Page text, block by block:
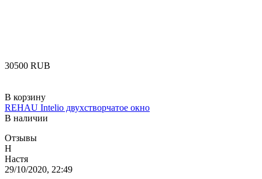
‍30500‍ RUB
В корзину
REHAU Intelio двухстворчатое окно
В наличии
Отзывы
Н
Настя
29/10/2020, 22:49